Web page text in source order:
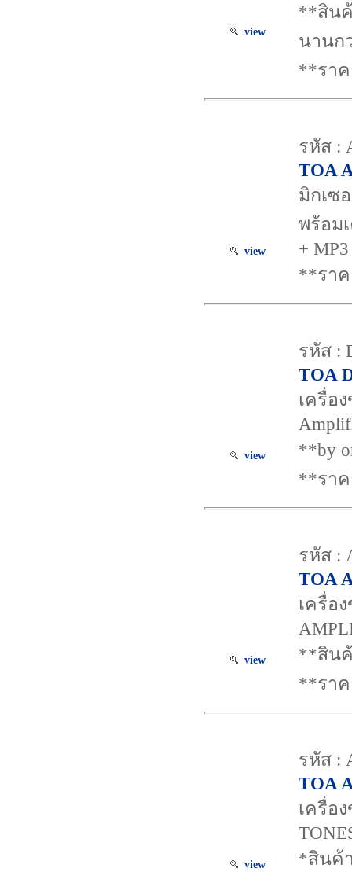
view
**สินค้
นานก
**รา
view
รหัส :
TOA
มิกเซ
พร้อม
+
**รา
view
รหัส :
TOA
เครื่อ
**by
**รา
view
รหัส :
TOA
เครื่อ
**สินค้
**รา
view
รหัส :
TOA
เครื่อ
*สินค้